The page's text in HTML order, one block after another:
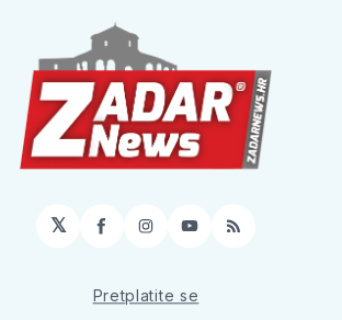
𝕏 Facebook
Instagram
YouTube
RSS
Pretplatite se